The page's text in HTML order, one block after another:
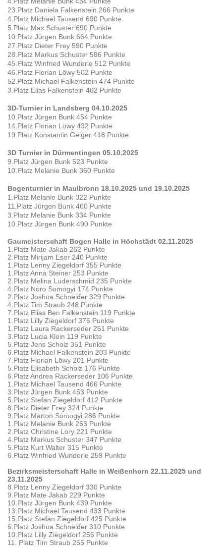
23.Platz Daniela Falkenstein 266 Punkte
4.Platz Michael Tausend 690 Punkte
5.Platz Max Schuster 690 Punkte
10.Platz Jürgen Bunk 664 Punkte
27.Platz Dieter Frey 590 Punkte
28.Platz Markus Schuster 586 Punkte
45.Platz Winfried Wunderle 512 Punkte
46.Platz Florian Löwy 502 Punkte
52.Platz Michael Falkenstein 474 Punkte
3.Platz Elias Falkenstein 462 Punkte
3D-Turnier in Landsberg 04.10.2025
10.Platz Jürgen Bunk 454 Punkte
14.Platz Florian Löwy 432 Punkte
19.Platz Konstantin Geiger 418 Punkte
3D Turnier in Dürmentingen 05.10.2025
9.Platz Jürgen Bunk 523 Punkte
10.Platz Melanie Bunk 360 Punkte
Bogenturnier in Maulbronn 18.10.2025 und 19.10.2025
1.Platz Melanie Bunk 322 Punkte
11.Platz Jürgen Bunk 460 Punkte
3.Platz Melanie Bunk 334 Punkte
10.Platz Jürgen Bunk 490 Punkte
Gaumeisterschaft Bogen Halle in Höchstädt 02.11.2025
1.Platz Mate Jakab 262 Punkte
2.Platz Mirijam Eser 240 Punkte
1.Platz Lenny Ziegeldorf 355 Punkte
1.Platz Anna Steiner 253 Punkte
2.Platz Melina Luderschmid 235 Punkte
4.Platz Noro Somogyi 174 Punkte
2.Platz Joshua Schneider 329 Punkte
4.Platz Tim Straub 248 Punkte
7.Platz Elias Ben Falkenstein 119 Punkte
1.Platz Lilly Ziegeldorf 376 Punkte
1.Platz Laura Rackerseder 251 Punkte
3.Platz Lucia Klein 119 Punkte
5.Platz Jens Scholz 351 Punkte
6.Platz Michael Falkenstein 203 Punkte
7.Platz Florian Löwy 201 Punkte
5.Platz Elisabeth Scholz 176 Punkte
6.Platz Andrea Rackerseder 106 Punkte
1.Platz Michael Tausend 466 Punkte
3.Platz Jürgen Bunk 453 Punkte
5.Platz Stefan Ziegeldorf 412 Punkte
8.Platz Dieter Frey 324 Punkte
9.Platz Marton Somogyi 286 Punkte
1.Platz Melanie Bunk 263 Punkte
2.Platz Christine Lory 221 Punkte
4.Platz Markus Schuster 347 Punkte
5.Platz Kurt Walter 315 Punkte
6.Platz Winfried Wunderle 259 Punkte
Bezirksmeisterschaft Halle in Weißenhorn 22.11.2025 und
23.11.2025
8.Platz Lenny Ziegeldorf 330 Punkte
9.Platz Mate Jakab 229 Punkte
10.Platz Jürgen Bunk 439 Punkte
13.Platz Michael Tausend 433 Punkte
15.Platz Stefan Ziegeldorf 425 Punkte
6.Platz Joshua Schneider 310 Punkte
10.Platz Lilly Ziegeldorf 256 Punkte
11. Platz Tim Straub 255 Punkte